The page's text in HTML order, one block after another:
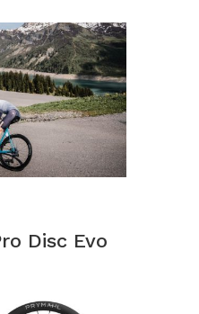
Disc Evo